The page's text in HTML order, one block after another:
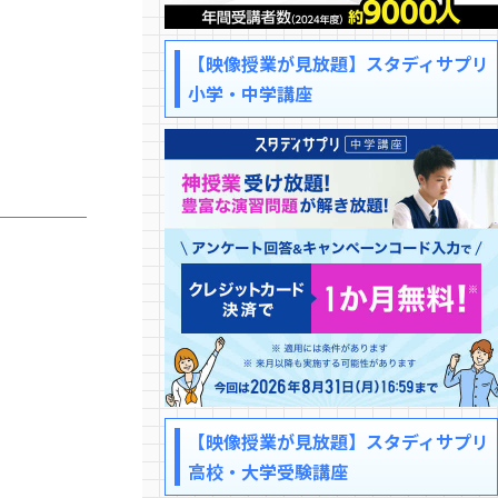
【映像授業が見放題】スタディサプリ
小学・中学講座
【映像授業が見放題】スタディサプリ
高校・大学受験講座